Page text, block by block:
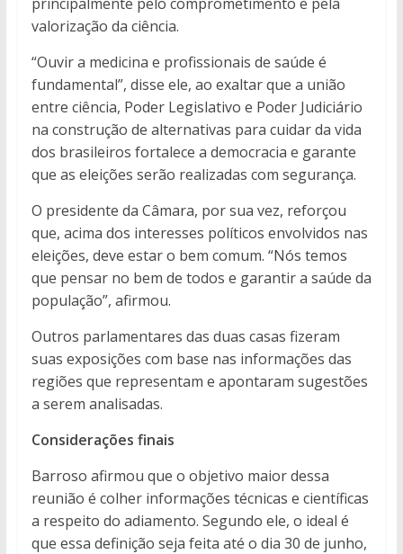
valorização da ciência.
“Ouvir a medicina e profissionais de saúde é
fundamental”, disse ele, ao exaltar que a união
entre ciência, Poder Legislativo e Poder Judiciário
na construção de alternativas para cuidar da vida
dos brasileiros fortalece a democracia e garante
que as eleições serão realizadas com segurança.
O presidente da Câmara, por sua vez, reforçou
que, acima dos interesses políticos envolvidos nas
eleições, deve estar o bem comum. “Nós temos
que pensar no bem de todos e garantir a saúde da
população”, afirmou.
Outros parlamentares das duas casas fizeram
suas exposições com base nas informações das
regiões que representam e apontaram sugestões
a serem analisadas.
Considerações finais
Barroso afirmou que o objetivo maior dessa
reunião é colher informações técnicas e científicas
a respeito do adiamento. Segundo ele, o ideal é
que essa definição seja feita até o dia 30 de junho,